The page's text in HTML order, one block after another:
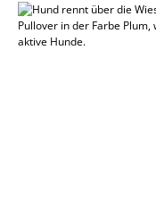
Bildergalerie überspringen